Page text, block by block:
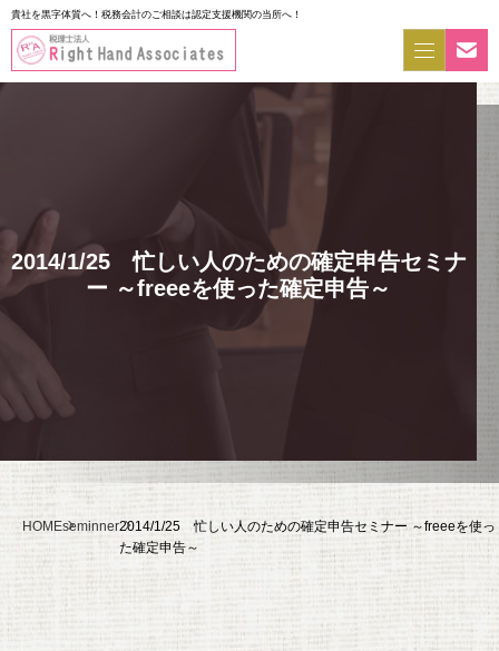
貴社を黒字体質へ！税務会計のご相談は認定支援機関の当所へ！
2014/1/25 忙しい人のための確定申告セミナ
ー ～freeeを使った確定申告～
HOMEseminner2014/1/25 忙しい人のための確定申告セミナー ～freeeを使っ
た確定申告～